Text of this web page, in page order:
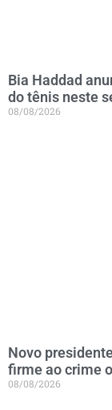
Bia Haddad
do tênis neste
08/08/2026
Novo
firme ao crime
08/08/2026